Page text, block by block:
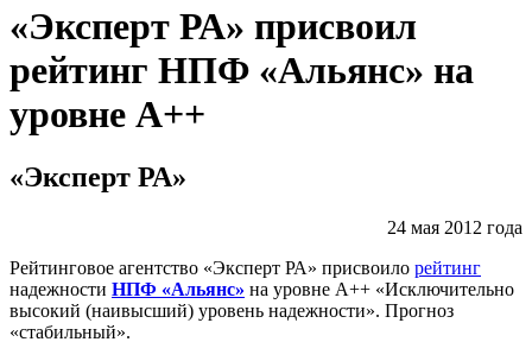
«Эксперт РА» присвоил
рейтинг НПФ «Альянс» на
уровне А++
«Эксперт РА»
24 мая 2012 года
Рейтинговое агентство «Эксперт РА» присвоило рейтинг
надежности НПФ «Альянс» на уровне А++ «Исключительно
высокий (наивысший) уровень надежности». Прогноз
«стабильный».